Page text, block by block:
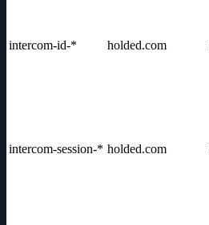
intercom-id-* holded.com
intercom-session-* holded.com